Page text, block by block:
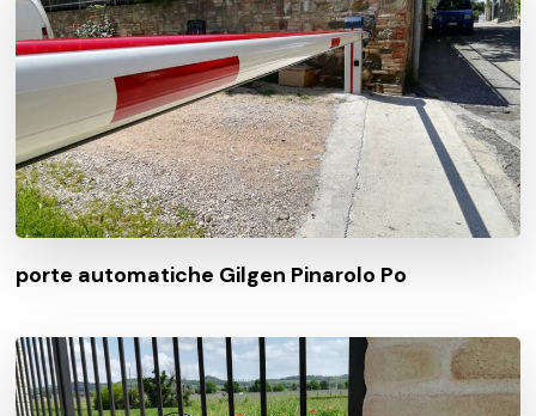
porte automatiche Gilgen Pinarolo Po